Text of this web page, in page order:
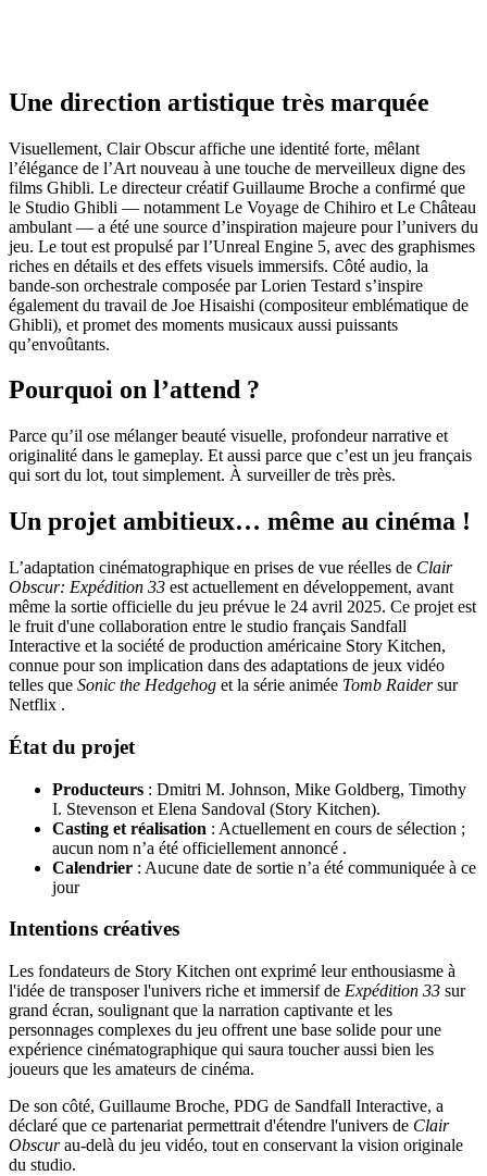
Une direction artistique très marquée
Visuellement, Clair Obscur affiche une identité forte, mêlant
l’élégance de l’Art nouveau à une touche de merveilleux digne des
films Ghibli. Le directeur créatif Guillaume Broche a confirmé que
le Studio Ghibli — notamment Le Voyage de Chihiro et Le Château
ambulant — a été une source d’inspiration majeure pour l’univers du
jeu. Le tout est propulsé par l’Unreal Engine 5, avec des graphismes
riches en détails et des effets visuels immersifs. Côté audio, la
bande-son orchestrale composée par Lorien Testard s’inspire
également du travail de Joe Hisaishi (compositeur emblématique de
Ghibli), et promet des moments musicaux aussi puissants
qu’envoûtants.
Pourquoi on l’attend ?
Parce qu’il ose mélanger beauté visuelle, profondeur narrative et
originalité dans le gameplay. Et aussi parce que c’est un jeu français
qui sort du lot, tout simplement. À surveiller de très près.
Un projet ambitieux… même au cinéma !
L’adaptation cinématographique en prises de vue réelles de Clair
Obscur: Expédition 33 est actuellement en développement, avant
même la sortie officielle du jeu prévue le 24 avril 2025. Ce projet est
le fruit d'une collaboration entre le studio français Sandfall
Interactive et la société de production américaine Story Kitchen,
connue pour son implication dans des adaptations de jeux vidéo
telles que Sonic the Hedgehog et la série animée Tomb Raidersur
Netflix .​
État du projet
Producteurs : Dmitri M. Johnson, Mike Goldberg, Timothy
I. Stevenson et Elena Sandoval (Story Kitchen).
Casting et réalisation : Actuellement en cours de sélection ;
aucun nom n’a été officiellement annoncé .
Calendrier : Aucune date de sortie n’a été communiquée à ce
jour
Intentions créatives
Les fondateurs de Story Kitchen ont exprimé leur enthousiasme à
l'idée de transposer l'univers riche et immersif de Expédition 33 sur
grand écran, soulignant que la narration captivante et les
personnages complexes du jeu offrent une base solide pour une
expérience cinématographique qui saura toucher aussi bien les
joueurs que les amateurs de cinéma.
De son côté, Guillaume Broche, PDG de Sandfall Interactive, a
déclaré que ce partenariat permettrait d'étendre l'univers de Clair
Obscurau-delà du jeu vidéo, tout en conservant la vision originale
du studio.